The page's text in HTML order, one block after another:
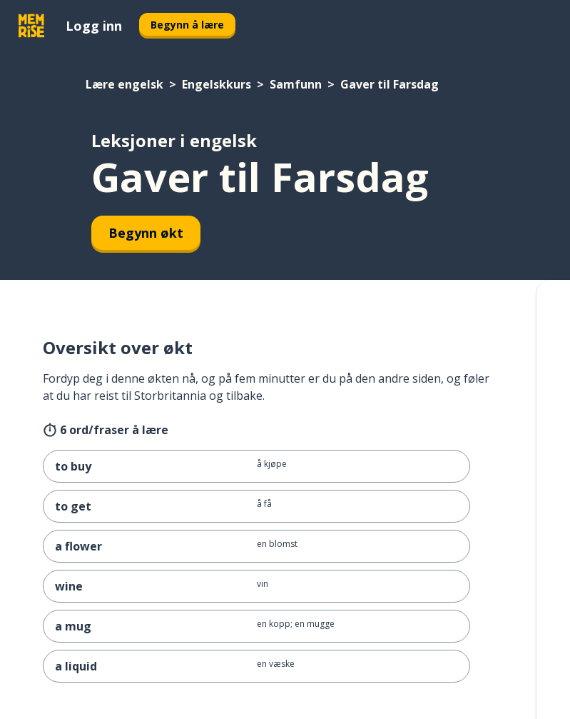
Logg inn Begynn å lære
Lære engelsk Engelskkurs Samfunn Gaver til Farsdag
Leksjoner i engelsk
Gaver til Farsdag
Begynn økt
Oversikt over økt
Fordyp deg i denne økten nå, og på fem minutter er du på den andre siden, og føler
at du har reist til Storbritannia og tilbake.
6 ord/fraser å lære
to buy å kjøpe
to get å få
a flower en blomst
wine vin
a mug en kopp; en mugge
a liquid en væske